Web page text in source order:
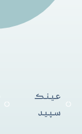
عینک
سپید